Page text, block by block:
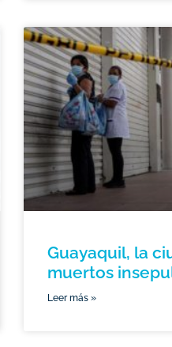
Guayaquil, la
muertos
Leer más »